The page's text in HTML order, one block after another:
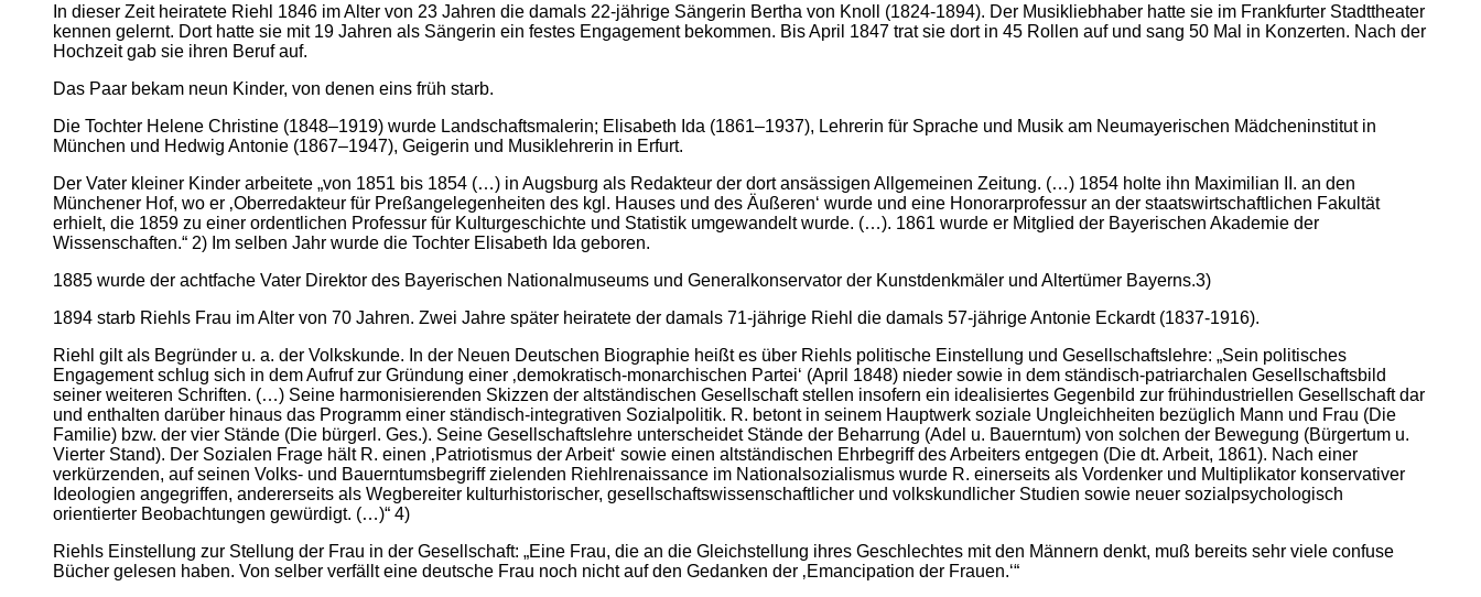
In dieser Zeit heiratete Riehl 1846 im Alter von 23 Jahren die damals 22-jährige Sängerin Bertha von Knoll (1824-1894). Der Musikliebhaber hatte sie im Frankfurter Stadttheater
kennen gelernt. Dort hatte sie mit 19 Jahren als Sängerin ein festes Engagement bekommen. Bis April 1847 trat sie dort in 45 Rollen auf und sang 50 Mal in Konzerten. Nach der
Hochzeit gab sie ihren Beruf auf.
Das Paar bekam neun Kinder, von denen eins früh starb.
Die Tochter Helene Christine (1848–1919) wurde Landschaftsmalerin; Elisabeth Ida (1861–1937), Lehrerin für Sprache und Musik am Neumayerischen Mädcheninstitut in
München und Hedwig Antonie (1867–1947), Geigerin und Musiklehrerin in Erfurt.
Der Vater kleiner Kinder arbeitete „von 1851 bis 1854 (…) in Augsburg als Redakteur der dort ansässigen Allgemeinen Zeitung. (…) 1854 holte ihn Maximilian II. an den
Münchener Hof, wo er ‚Oberredakteur für Preßangelegenheiten des kgl. Hauses und des Äußeren‘ wurde und eine Honorarprofessur an der staatswirtschaftlichen Fakultät
erhielt, die 1859 zu einer ordentlichen Professur für Kulturgeschichte und Statistik umgewandelt wurde. (…). 1861 wurde er Mitglied der Bayerischen Akademie der
Wissenschaften.“ 2) Im selben Jahr wurde die Tochter Elisabeth Ida geboren.
1885 wurde der achtfache Vater Direktor des Bayerischen Nationalmuseums und Generalkonservator der Kunstdenkmäler und Altertümer Bayerns.3)
1894 starb Riehls Frau im Alter von 70 Jahren. Zwei Jahre später heiratete der damals 71-jährige Riehl die damals 57-jährige Antonie Eckardt (1837-1916).
Riehl gilt als Begründer u. a. der Volkskunde. In der Neuen Deutschen Biographie heißt es über Riehls politische Einstellung und Gesellschaftslehre: „Sein politisches
Engagement schlug sich in dem Aufruf zur Gründung einer ‚demokratisch-monarchischen Partei‘ (April 1848) nieder sowie in dem ständisch-patriarchalen Gesellschaftsbild
seiner weiteren Schriften. (…) Seine harmonisierenden Skizzen der altständischen Gesellschaft stellen insofern ein idealisiertes Gegenbild zur frühindustriellen Gesellschaft dar
und enthalten darüber hinaus das Programm einer ständisch-integrativen Sozialpolitik. R. betont in seinem Hauptwerk soziale Ungleichheiten bezüglich Mann und Frau (Die
Familie) bzw. der vier Stände (Die bürgerl. Ges.). Seine Gesellschaftslehre unterscheidet Stände der Beharrung (Adel u. Bauerntum) von solchen der Bewegung (Bürgertum u.
Vierter Stand). Der Sozialen Frage hält R. einen ‚Patriotismus der Arbeit‘ sowie einen altständischen Ehrbegriff des Arbeiters entgegen (Die dt. Arbeit, 1861). Nach einer
verkürzenden, auf seinen Volks- und Bauerntumsbegriff zielenden Riehlrenaissance im Nationalsozialismus wurde R. einerseits als Vordenker und Multiplikator konservativer
Ideologien angegriffen, andererseits als Wegbereiter kulturhistorischer, gesellschaftswissenschaftlicher und volkskundlicher Studien sowie neuer sozialpsychologisch
orientierter Beobachtungen gewürdigt. (…)“ 4)
Riehls Einstellung zur Stellung der Frau in der Gesellschaft: „Eine Frau, die an die Gleichstellung ihres Geschlechtes mit den Männern denkt, muß bereits sehr viele confuse
Bücher gelesen haben. Von selber verfällt eine deutsche Frau noch nicht auf den Gedanken der ‚Emancipation der Frauen.‘“